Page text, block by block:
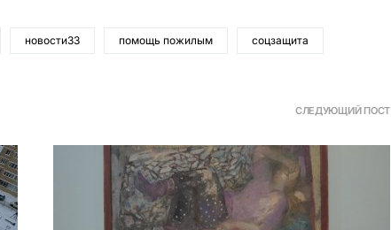
новости33 помощь пожилым соцзащита
СЛЕДУЮЩИЙ ПОСТ